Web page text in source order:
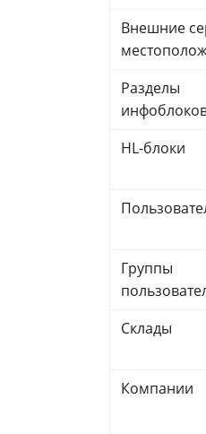
Внешние
Разделы
HL-блоки
Группы
Склады
Компании